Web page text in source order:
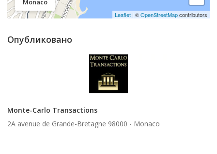
Monaco
Leaflet | ©OpenStreetMapcontributors
Опубликовано
Monte-Carlo Transactions
2A avenue de Grande-Bretagne 98000 - Monaco